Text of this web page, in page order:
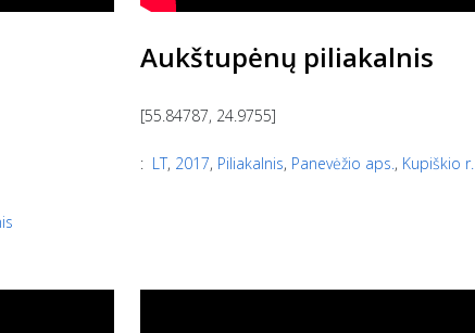
Aukštupėnų piliakalnis
[55.84787, 24.9755]
: LT, 2017, Piliakalnis, Panevėžio aps., Kupiškio r.